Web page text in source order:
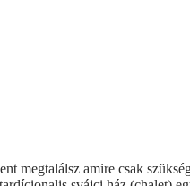
megtalálsz amire csak